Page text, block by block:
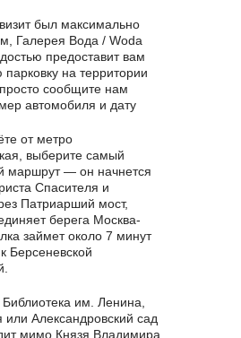
был максимально
Галерея Вода / Woda
предоставит вам
на территории
сообщите нам
автомобиля и дату
от метро
выберите самый
маршрут — он начнется
Спасителя и
Патриарший мост,
берега Москва-
займет около 7 минут
Берсеневской
им. Ленина,
или Александровский сад
мимо Князя Владимира